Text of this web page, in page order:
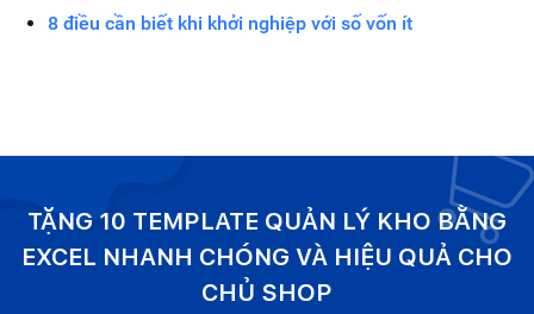
8 điều cần biết khi khởi nghiệp với số vốn ít
TẶNG 10 TEMPLATE QUẢN LÝ KHO BẰNG
EXCEL NHANH CHÓNG VÀ HIỆU QUẢ CHO
CHỦ SHOP